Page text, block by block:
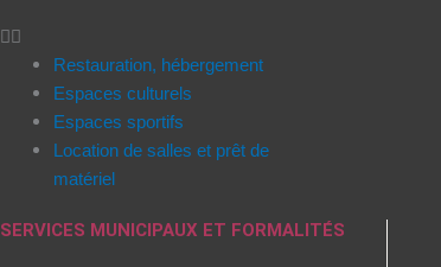
Restauration, hébergement
Espaces culturels
Espaces sportifs
Location de salles et prêt de
matériel
SERVICES MUNICIPAUX ET FORMALITÉS